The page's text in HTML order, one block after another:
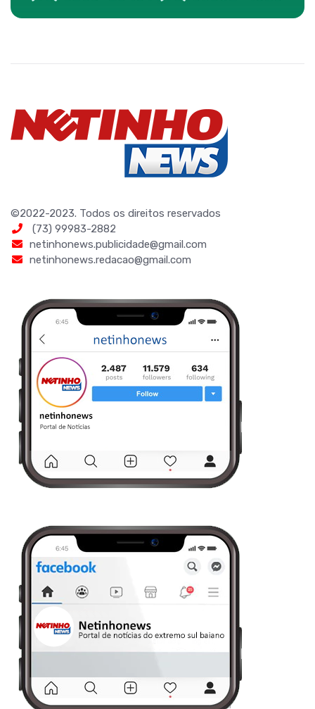
©2022-2023. Todos os direitos reservados
(73) 99983-2882
netinhonews.publicidade@gmail.com
netinhonews.redacao@gmail.com